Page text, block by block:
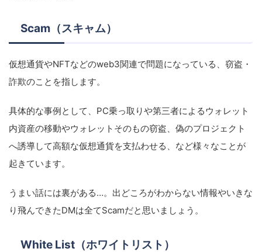
Scam（スキャム）
仮想通貨やNFTなどのweb3関連で問題になっている、窃盗・
詐欺のことを指します。
具体的な事例として、PC乗っ取りや第三者によるウォレット
内資産の移動やウォレットそのもの窃盗、偽のプロジェクト
へ誘導して高額な仮想通貨を支払わせる、など様々なことが
起きています。
うまい話には裏がある…。出どころがわからない情報やいきな
り飛んできたDMは全てScamだと思いましょう。
White List（ホワイトリスト）